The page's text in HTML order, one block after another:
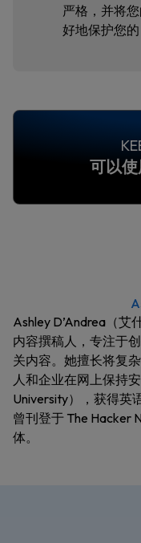
严格，并将
好地保护您的
可以使
Ashley D’Andrea（艾
内容撰稿人，专注于
关内容。她擅长将复
人和企业在网上保持
University），获得英
曾刊登于 The Hacker
体。